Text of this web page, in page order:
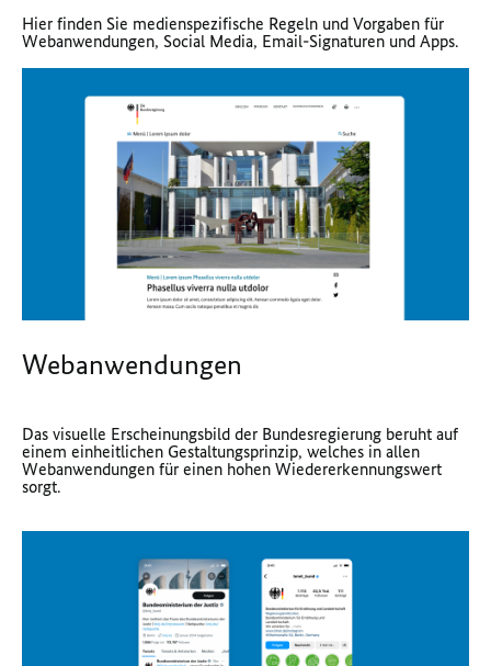
Hier finden Sie medienspezifische Regeln und Vorgaben für
Webanwendungen, Social Media, Email-Signaturen und Apps.
Webanwendungen
Das visuelle Erscheinungsbild der Bundesregierung beruht auf
einem einheitlichen Gestaltungsprinzip, welches in allen
Webanwendungen für einen hohen Wiedererkennungswert
sorgt.